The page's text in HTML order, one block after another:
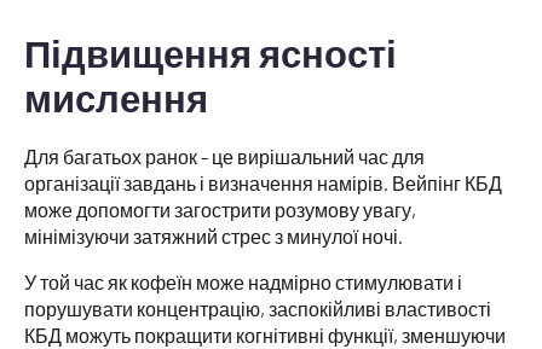
Підвищення ясності
мислення
Для багатьох ранок - це вирішальний час для
організації завдань і визначення намірів. Вейпінг КБД
може допомогти загострити розумову увагу,
мінімізуючи затяжний стрес з минулої ночі.
У той час як кофеїн може надмірно стимулювати і
порушувати концентрацію, заспокійливі властивості
КБД можуть покращити когнітивні функції, зменшуючи